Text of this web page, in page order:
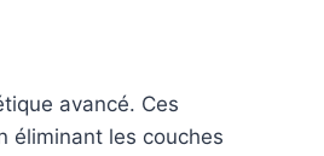
avancé. Ces
éliminant les couches